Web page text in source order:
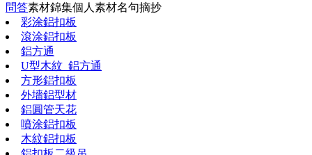
問答素材錦集個人素材名句摘抄
彩涂鋁扣板
滾涂鋁扣板
鋁方通
U型木紋_鋁方通
方形鋁扣板
外墻鋁型材
鋁圓管天花
噴涂鋁扣板
木紋鋁扣板